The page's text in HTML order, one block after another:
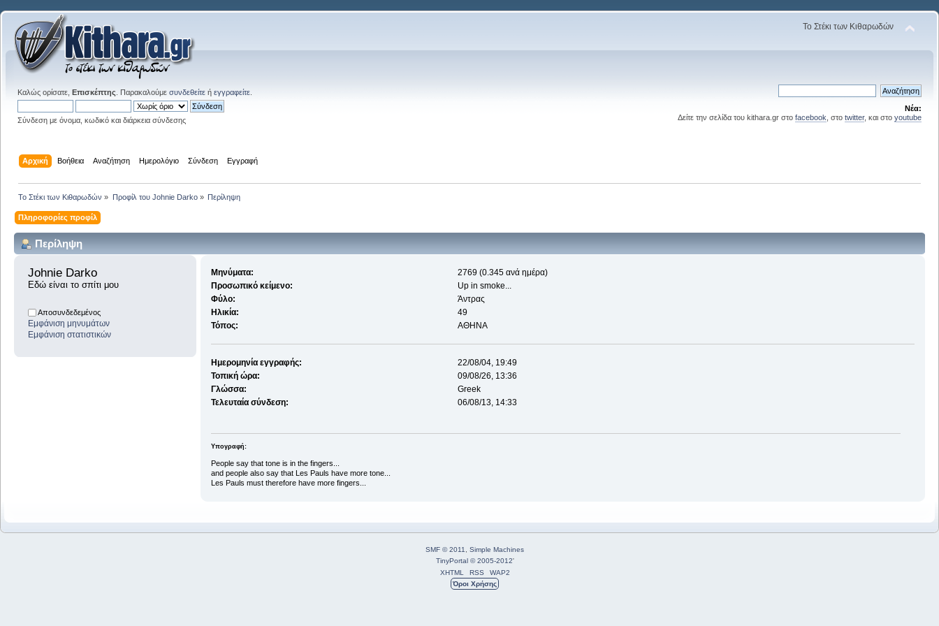
Το Στέκι των Κιθαρωδών
Καλώς ορίσατε, Επισκέπτης . Παρακαλούμε συνδεθείτε ή εγγραφείτε
Σύνδεση με όνομα, κωδικό και διάρκεια σύνδεσης
Νέα:
Δείτε την σελίδα του kithara.gr στο facebook , στο twitter, και στο youtube
Αρχική Βοήθεια Αναζήτηση Ημερολόγιο Σύνδεση Εγγραφή
Το Στέκι των Κιθαρωδών » Προφίλ του Johnie Darko» Περίληψη
Πληροφορίες προφίλ
Περίληψη
Johnie Darko
Εδώ είναι το σπίτι μου
Αποσυνδεδεμένος
Εμφάνιση μηνυμάτων
Εμφάνιση στατιστικών
Μηνύματα:
2769 (0.345 ανά ημέρα)
Προσωπικό κείμενο:
Up in smoke...
Φύλο:
Άντρας
Ηλικία:
49
Τόπος:
AΘΗΝΑ
Ημερομηνία εγγραφής:
22/08/04, 19:49
Τοπική ώρα:
09/08/26, 13:36
Γλώσσα:
Greek
Τελευταία σύνδεση:
06/08/13, 14:33
Υπογραφή:
People say that tone is in the fingers...
and people also say that Les Pauls have more tone...
Les Pauls must therefore have more fingers...
SMF © 2011
Simple Machines
TinyPortal © 2005-2012'
XHTML
RSS
WAP2
Όροι Χρήσης